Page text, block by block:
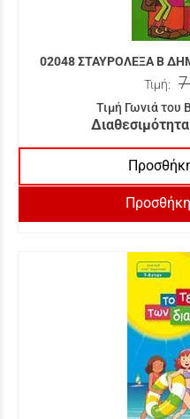
02048 ΣΤΑΥΡΟΛΕΞΑ Β
Τιμή:
Τιμή Γωνιά του